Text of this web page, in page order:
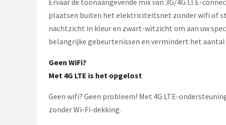
Ervaar de toonaangevende mix van 3G/4G LTE-
plaatsen buiten het elektriciteitsnet zonder wifi of
nachtzicht in kleur en zwart-witzicht om aan uw
belangrijke gebeurtenissen en vermindert het
Geen WiFi?
Met 4G LTE is het opgelost
Geen wifi? Geen probleem! Met 4G LTE-
zonder Wi-Fi-dekking.